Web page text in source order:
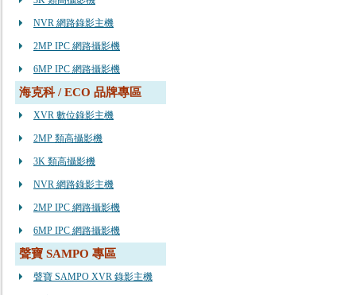
NVR 網路錄影主機
2MP IPC 網路攝影機
6MP IPC 網路攝影機
海克科 / ECO 品牌專區
XVR 數位錄影主機
2MP 類高攝影機
3K 類高攝影機
NVR 網路錄影主機
2MP IPC 網路攝影機
6MP IPC 網路攝影機
聲寶 SAMPO 專區
聲寶 SAMPO XVR 錄影主機